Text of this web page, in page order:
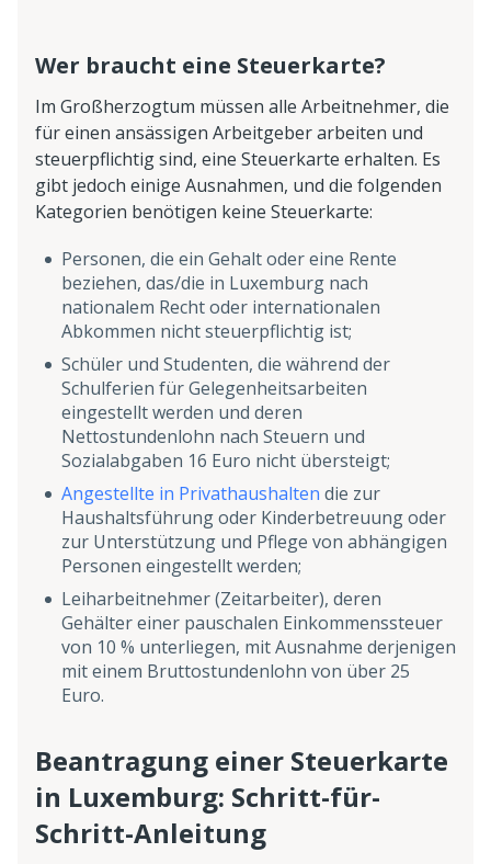
Wer braucht eine Steuerkarte?
Im Großherzogtum müssen alle Arbeitnehmer, die
für einen ansässigen Arbeitgeber arbeiten und
steuerpflichtig sind, eine Steuerkarte erhalten. Es
gibt jedoch einige Ausnahmen, und die folgenden
Kategorien benötigen keine Steuerkarte:
Personen, die ein Gehalt oder eine Rente
beziehen, das/die in Luxemburg nach
nationalem Recht oder internationalen
Abkommen nicht steuerpflichtig ist;
Schüler und Studenten, die während der
Schulferien für Gelegenheitsarbeiten
eingestellt werden und deren
Nettostundenlohn nach Steuern und
Sozialabgaben 16 Euro nicht übersteigt;
Angestellte in Privathaushalten die zur
Haushaltsführung oder Kinderbetreuung oder
zur Unterstützung und Pflege von abhängigen
Personen eingestellt werden;
Leiharbeitnehmer (Zeitarbeiter), deren
Gehälter einer pauschalen Einkommenssteuer
von 10 % unterliegen, mit Ausnahme derjenigen
mit einem Bruttostundenlohn von über 25
Euro.
Beantragung einer Steuerkarte
in Luxemburg: Schritt-für-
Schritt-Anleitung